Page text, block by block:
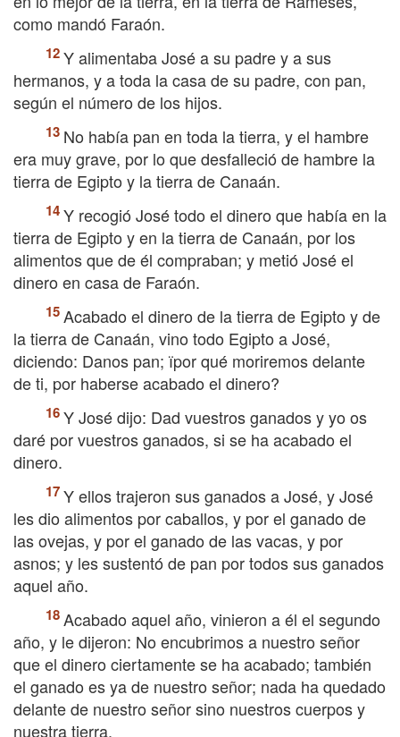
como mandó Faraón.
Y alimentaba José a su padre y a sus
hermanos, y a toda la casa de su padre, con pan,
según el número de los hijos.
No había pan en toda la tierra, y el hambre
era muy grave, por lo que desfalleció de hambre la
tierra de Egipto y la tierra de Canaán.
Y recogió José todo el dinero que había en la
tierra de Egipto y en la tierra de Canaán, por los
alimentos que de él compraban; y metió José el
dinero en casa de Faraón.
Acabado el dinero de la tierra de Egipto y de
la tierra de Canaán, vino todo Egipto a José,
diciendo: Danos pan; їpor qué moriremos delante
de ti, por haberse acabado el dinero?
Y José dijo: Dad vuestros ganados y yo os
daré por vuestros ganados, si se ha acabado el
dinero.
Y ellos trajeron sus ganados a José, y José
les dio alimentos por caballos, y por el ganado de
las ovejas, y por el ganado de las vacas, y por
asnos; y les sustentó de pan por todos sus ganados
aquel año.
Acabado aquel año, vinieron a él el segundo
año, y le dijeron: No encubrimos a nuestro señor
que el dinero ciertamente se ha acabado; también
el ganado es ya de nuestro señor; nada ha quedado
delante de nuestro señor sino nuestros cuerpos y
nuestra tierra.